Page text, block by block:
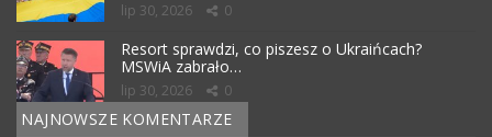
lip 30, 2026 0
Resort sprawdzi, co piszesz o Ukraińcach?
MSWiA zabrało…
lip 30, 2026 0
NAJNOWSZE KOMENTARZE